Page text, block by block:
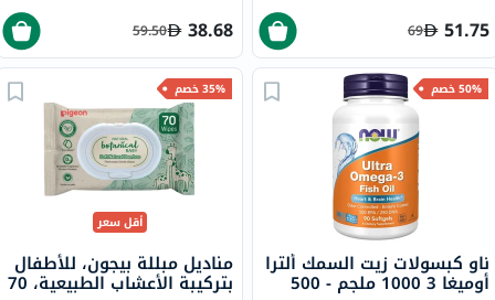
51.75
69
38.68
59.50
50% خصم
ناو كبسولات زيت السمك ألترا
أوميغا 3 1000 ملجم - 500
35% خصم
أقل سعر
مناديل مبللة بيجون، للأطفال
بتركيبة الأعشاب الطبيعية، 70